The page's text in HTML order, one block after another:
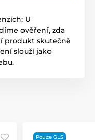
U
ověření, zda
produkt skutečně
slouží jako
Pouze GLS